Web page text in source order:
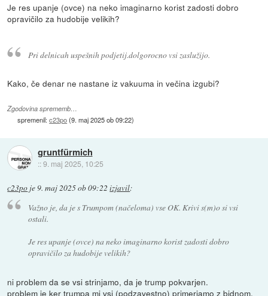
Je res upanje (ovce) na neko imaginarno korist zadosti dobro
opravičilo za hudobije velikih?
Pri delnicah uspešnih podjetij.dolgorocno vsi zaslužijo.
Kako, če denar ne nastane iz vakuuma in večina izgubi?
Zgodovina sprememb…
spremenil:c23po(9. maj 2025 ob 09:22)
gruntfürmich
::9. maj 2025, 10:25
c23po je 9. maj 2025 ob 09:22 izjavil:
Važno je, da je s Trumpom (načeloma) vse OK. Krivi s(m)o si vsi
ostali.
Je res upanje (ovce) na neko imaginarno korist zadosti dobro
opravičilo za hudobije velikih?
ni problem da se vsi strinjamo, da je trump pokvarjen.
problem je ker trumpa mi vsi (podzavestno) primerjamo z bidnom.